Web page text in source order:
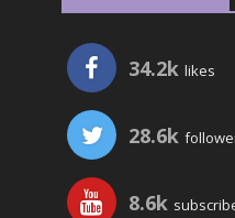
34.2k likes
28.6k
8.6k